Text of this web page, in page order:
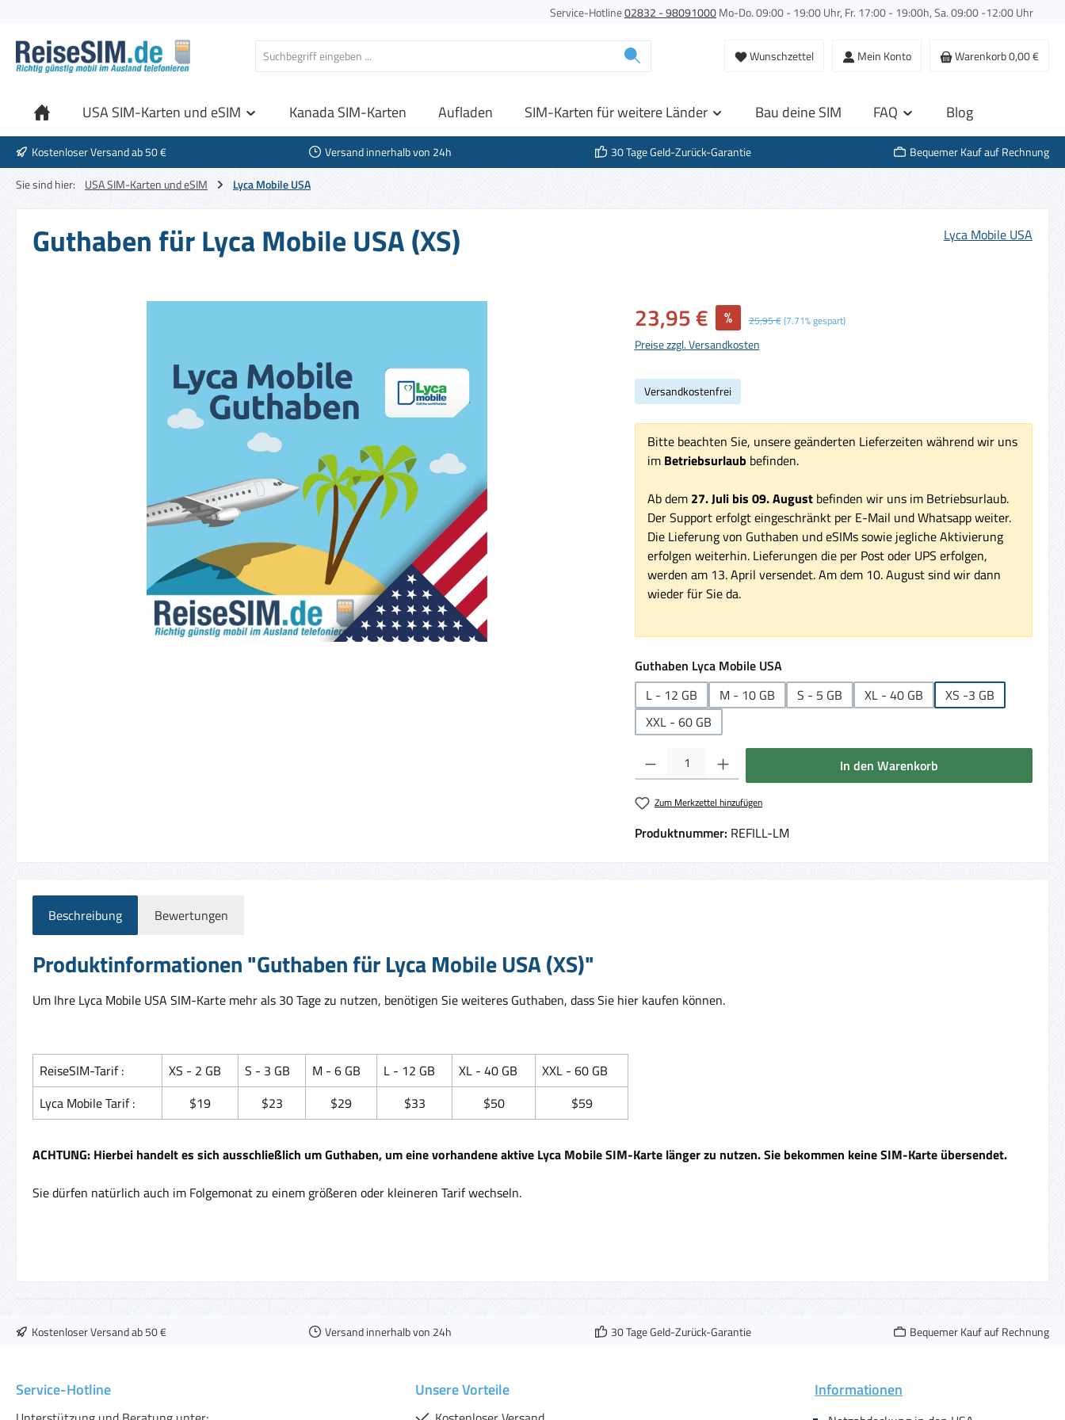
Service-Hotline02832 - 98091000Mo-Do. 09:00 - 19:00 Uhr, Fr. 17:00 - 19:00h, Sa. 09:00 -12:00 Uhr
Wunschzettel Mein Konto Warenkorb0,00 €
USA SIM-Karten und eSIM Kanada SIM-Karten Aufladen SIM-Karten für weitere Länder Bau deine SIM FAQ Blog
Kostenloser Versand ab 50 € Versand innerhalb von 24h 30 Tage Geld-Zurück-Garantie
Bequemer Kauf auf Rechnung
Sie sind hier:
USA SIM-Karten und eSIM Lyca Mobile USA
Guthaben für Lyca Mobile USA (XS) Lyca Mobile USA
Verkaufspreis:
23,95 € % Regulärer Preis:
25,95 €(7.71% gespart)
Preise zzgl. Versandkosten
Versandkostenfrei
Bitte beachten Sie, unsere geänderten Lieferzeiten während wir uns
im Betriebsurlaub befinden.
Ab dem 27. Juli bis 09. Augustbefinden wir uns im Betriebsurlaub.
Der Support erfolgt eingeschränkt per E-Mail und Whatsapp weiter.
Die Lieferung von Guthaben und eSIMs sowie jegliche Aktivierung
erfolgen weiterhin. Lieferungen die per Post oder UPS erfolgen,
werden am 13. April versendet. Am dem 10. August sind wir dann
wieder für Sie da.
Guthaben Lyca Mobile USAauswählen
L - 12 GB
M - 10 GB S - 5 GB XL - 40 GB
XS -3 GB
XXL - 60 GB
Produkt Anzahl: Gib den gewünschten Wert ein oder benutze die Schaltflächen um die
In den Warenkorb
Zum Merkzettel hinzufügen
Produktnummer: REFILL-LM
Beschreibung Bewertungen
Produktinformationen "Guthaben für Lyca Mobile USA (XS)"
Um Ihre Lyca Mobile USA SIM-Karte mehr als 30 Tage zu nutzen, benötigen Sie weiteres Guthaben, dass Sie hier kaufen können.
ReiseSIM-Tarif : XS - 2 GB S - 3 GB M - 6 GB L - 12 GB XL - 40 GB
XXL - 60 GB
Lyca Mobile Tarif :
$19 $23 $29 $33 $50 $59
ACHTUNG: Hierbei handelt es sich ausschließlich um Guthaben, um eine vorhandene aktive Lyca Mobile SIM-Karte länger zu nutzen. Sie bekommen keine SIM-Karte übersendet.
Sie dürfen natürlich auch im Folgemonat zu einem größeren oder kleineren Tarif wechseln.
Kostenloser Versand ab 50 € Versand innerhalb von 24h 30 Tage Geld-Zurück-Garantie Bequemer Kauf auf Rechnung
Service-Hotline Unsere Vorteile Informationen